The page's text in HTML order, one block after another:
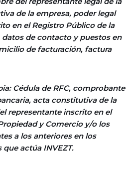
de la empresa, poder legal
en el Registro Público de la
de contacto y puestos en
de facturación, factura
Cédula de RFC, comprobante
acta constitutiva de la
representante inscrito en el
y Comercio y/o los
a los anteriores en los
actúa INVEZT.